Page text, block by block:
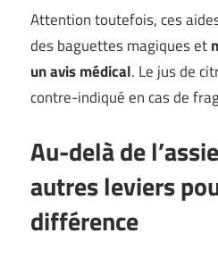
Attention toutefois, ces
des baguettes magiques et
un avis médical. Le jus de
contre-indiqué en cas de
Au-delà de
autres leviers
différence